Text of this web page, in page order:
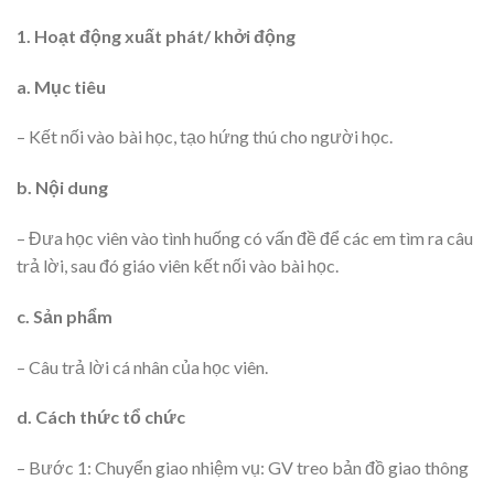
1. Hoạt động xuất phát/ khởi động
a. Mục tiêu
– Kết nối vào bài học, tạo hứng thú cho người học.
b. Nội dung
– Đưa học viên vào tình huống có vấn đề để các em tìm ra câu
trả lời, sau đó giáo viên kết nối vào bài học.
c. Sản phẩm
– Câu trả lời cá nhân của học viên.
d. Cách thức tổ chức
– Bước 1: Chuyển giao nhiệm vụ: GV treo bản đồ giao thông